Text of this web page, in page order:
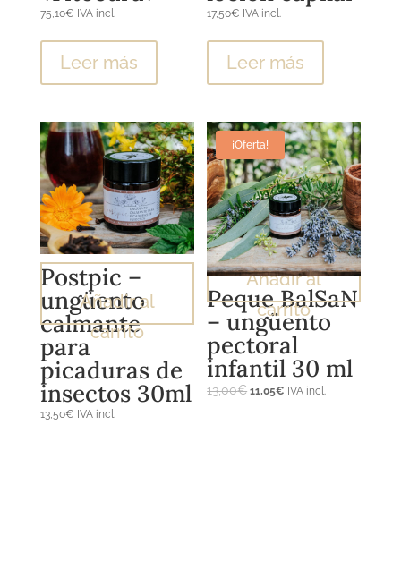
75,10€ IVA incl.
Leer más
17,50€ IVA incl.
Leer más
Postpic –
ungüento
calmante
para
picaduras de
insectos 30ml
13,50€ IVA incl.
Añadir al
carrito
¡Oferta!
Peque BalSaN
– ungüento
pectoral
infantil 30 ml
13,00€ El
11,05€ ElIVA incl.
Añadir al
carrito